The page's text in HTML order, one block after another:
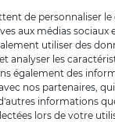
de personnaliser
aux médias sociaux
utiliser des
analyser les
également des
nos partenaires,
informations
lors de votre